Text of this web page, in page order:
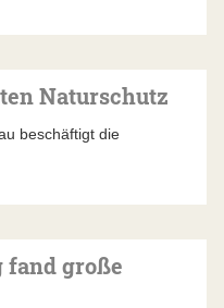
Naturschutz
beschäftigt die
große